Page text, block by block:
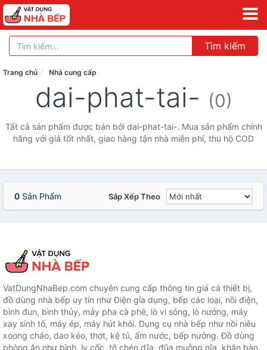
Tìm kiếm
Trang chủ Nhà cung cấp
dai-phat-tai- (0)
Tất cả sản phẩm được bán bởi dai-phat-tai-. Mua sản phẩm chính
hãng với giá tốt nhất, giao hàng tận nhà miễn phí, thu hộ COD
0 Sản Phẩm Sắp Xếp Theo
VatDungNhaBep.com chuyên cung cấp thông tin giá cả thiết bị,
đồ dùng nhà bếp uy tín như Điện gia dụng, bếp các loại, nồi điện,
bình đun, bình thủy, máy pha cà phê, lò vi sóng, lò nướng, máy
xay sinh tố, máy ép, máy hút khói. Dụng cụ nhà bếp như nồi niêu
xoong chảo, dao kéo, thớt, kệ tủ, ấm nước, bếp nướng. Đồ dùng
phòng ăn như bình, ly cốc, tô chén dĩa, đũa muỗng nĩa, khăn bàn.